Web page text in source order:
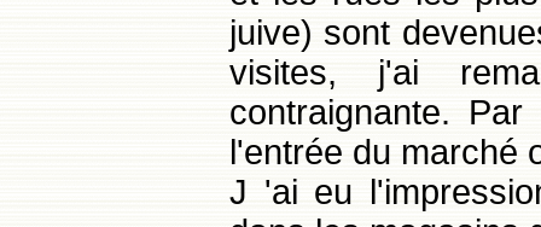
juive) sont
visites, j'ai
contraignante.
l'entrée du marché
J 'ai eu